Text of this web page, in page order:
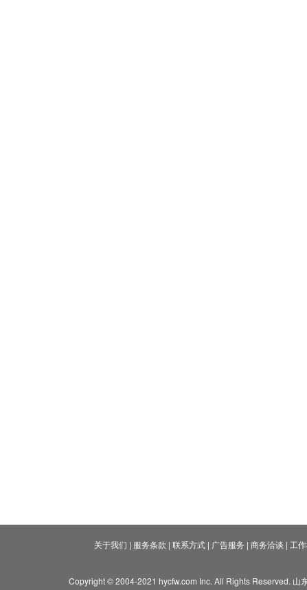
关于我们 | 服务条款 | 联系方式| 广告服务 | 商务洽谈 | 工
Copyright © 2004-2021 hycfw.com Inc. All Rights Reserved. 山